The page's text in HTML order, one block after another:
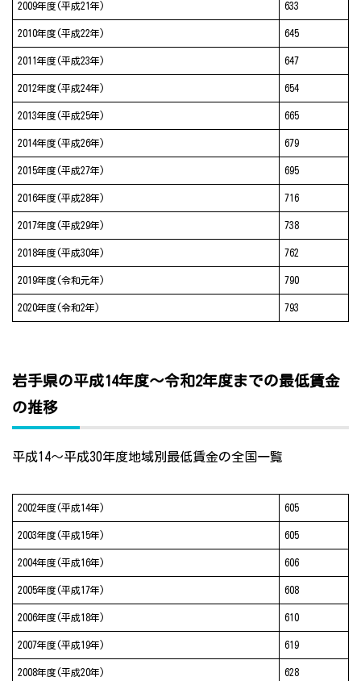
2009年度(平成21年) 633
2010年度(平成22年) 645
2011年度(平成23年) 647
2012年度(平成24年) 654
2013年度(平成25年) 665
2014年度(平成26年) 679
2015年度(平成27年) 695
2016年度(平成28年) 716
2017年度(平成29年) 738
2018年度(平成30年) 762
2019年度(令和元年) 790
2020年度(令和2年) 793
岩手県の平成14年度～令和2年度までの最低賃金
の推移
平成14～平成30年度地域別最低賃金の全国一覧
2002年度(平成14年) 605
2003年度(平成15年) 605
2004年度(平成16年) 606
2005年度(平成17年) 608
2006年度(平成18年) 610
2007年度(平成19年) 619
2008年度(平成20年) 628